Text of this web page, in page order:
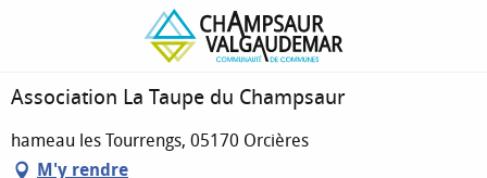
Association La Taupe du Champsaur
Association La Taupe du Champsaur
hameau les Tourrengs, 05170 Orcières
M'y rendre